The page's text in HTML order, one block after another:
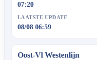
07:20
LAATSTE UPDATE
08/08 06:59
Oost-Vl Westenlijn